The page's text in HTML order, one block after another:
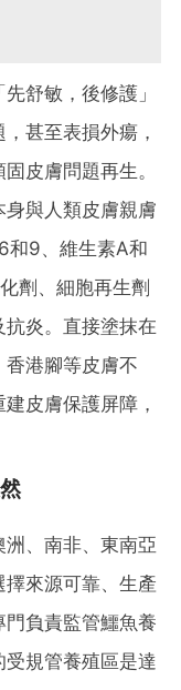
舒敏，後修護」
甚至表損外瘍，
皮膚問題再生。
與人類皮膚親膚
和9、維生素A和
劑、細胞再生劑
炎。直接塗抹在
港腳等皮膚不
皮膚保護屏障，
、南非、東南亞
來源可靠、生產
負責監管鱷魚養
規管養殖區是達